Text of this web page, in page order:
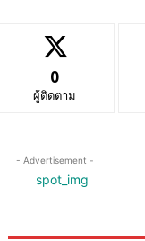
0
ผู้ติดตาม
- Advertisement -